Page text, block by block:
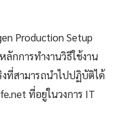
Production Setup
ลักการทำงานวิธีใช้งาน
ที่สามารถนำไปปฏิบัติได้
ที่อยู่ในวงการ IT